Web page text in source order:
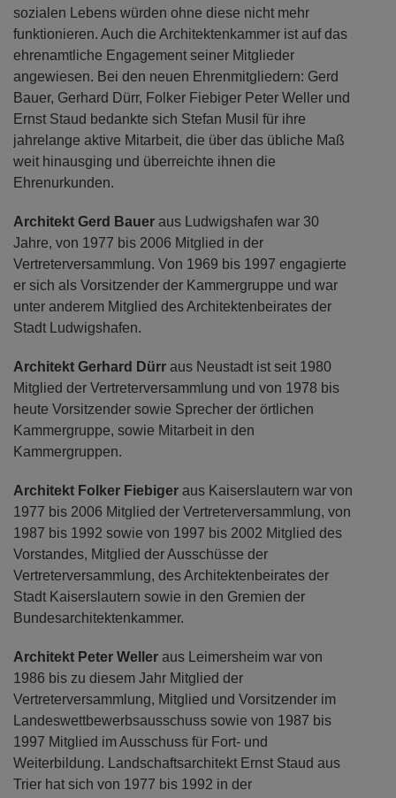
sozialen Lebens würden ohne diese nicht mehr
funktionieren. Auch die Architektenkammer ist auf das
ehrenamtliche Engagement seiner Mitglieder
angewiesen. Bei den neuen Ehrenmitgliedern: Gerd
Bauer, Gerhard Dürr, Folker Fiebiger Peter Weller und
Ernst Staud bedankte sich Stefan Musil für ihre
jahrelange aktive Mitarbeit, die über das übliche Maß
weit hinausging und überreichte ihnen die
Ehrenurkunden.
Architekt Gerd Bauer aus Ludwigshafen war 30
Jahre, von 1977 bis 2006 Mitglied in der
Vertreterversammlung. Von 1969 bis 1997 engagierte
er sich als Vorsitzender der Kammergruppe und war
unter anderem Mitglied des Architektenbeirates der
Stadt Ludwigshafen.
Architekt Gerhard Dürr aus Neustadt ist seit 1980
Mitglied der Vertreterversammlung und von 1978 bis
heute Vorsitzender sowie Sprecher der örtlichen
Kammergruppe, sowie Mitarbeit in den
Kammergruppen.
Architekt Folker Fiebiger aus Kaiserslautern war von
1977 bis 2006 Mitglied der Vertreterversammlung, von
1987 bis 1992 sowie von 1997 bis 2002 Mitglied des
Vorstandes, Mitglied der Ausschüsse der
Vertreterversammlung, des Architektenbeirates der
Stadt Kaiserslautern sowie in den Gremien der
Bundesarchitektenkammer.
Architekt Peter Weller aus Leimersheim war von
1986 bis zu diesem Jahr Mitglied der
Vertreterversammlung, Mitglied und Vorsitzender im
Landeswettbewerbsausschuss sowie von 1987 bis
1997 Mitglied im Ausschuss für Fort- und
Weiterbildung. Landschaftsarchitekt Ernst Staud aus
Trier hat sich von 1977 bis 1992 in der